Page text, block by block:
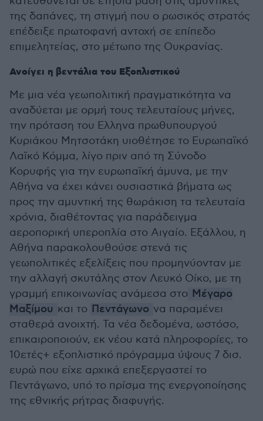
της δαπάνες, τη στιγμή που ο ρωσικός στρατός
επέδειξε πρωτοφανή αντοχή σε επίπεδο
επιμελητείας, στο μέτωπο της Ουκρανίας.
Ανοίγει η βεντάλια του Εξοπλιστικού
Με μια νέα γεωπολιτική πραγματικότητα να
αναδύεται με ορμή τους τελευταίους μήνες,
την πρόταση του Ελληνα πρωθυπουργού
Κυριάκου Μητσοτάκη υιοθέτησε το Ευρωπαϊκό
Λαϊκό Κόμμα, λίγο πριν από τη Σύνοδο
Κορυφής για την ευρωπαϊκή άμυνα, με την
Αθήνα να έχει κάνει ουσιαστικά βήματα ως
προς την αμυντική της θωράκιση τα τελευταία
χρόνια, διαθέτοντας για παράδειγμα
αεροπορική υπεροπλία στο Αιγαίο. Εξάλλου, η
Αθήνα παρακολουθούσε στενά τις
γεωπολιτικές εξελίξεις που προμηνύονταν με
την αλλαγή σκυτάλης στον Λευκό Οίκο, με τη
γραμμή επικοινωνίας ανάμεσα στο Μέγαρο
Μαξίμου και το Πεντάγωνο να παραμένει
σταθερά ανοιχτή. Τα νέα δεδομένα, ωστόσο,
επικαιροποιούν, εκ νέου κατά πληροφορίες, το
10ετές+ εξοπλιστικό πρόγραμμα ύψους 7 δισ.
ευρώ που είχε αρχικά επεξεργαστεί το
Πεντάγωνο, υπό το πρίσμα της ενεργοποίησης
της εθνικής ρήτρας διαφυγής.